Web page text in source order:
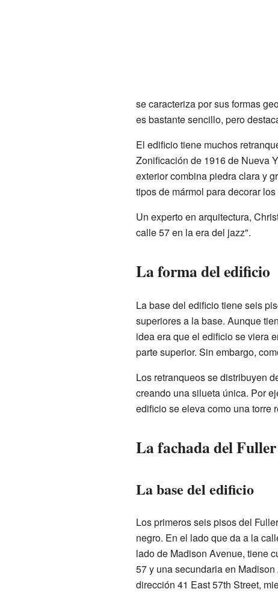
se caracteriza por sus formas
es bastante sencillo, pero
El edificio tiene muchos
Zonificación de 1916 de Nueva
exterior combina piedra clara y
tipos de mármol para decorar
Un experto en arquitectura,
calle 57 en la era del jazz".
La forma del edificio
La base del edificio tiene seis
superiores a la base. Aunque
idea era que el edificio se viera
parte superior. Sin embargo,
Los retranqueos se distribuyen
creando una silueta única. Por
edificio se eleva como una torre
La fachada del
La base del edificio
Los primeros seis pisos del
negro. En el lado que da a la
lado de Madison Avenue, tiene
57 y una secundaria en
dirección 41 East 57th Street,